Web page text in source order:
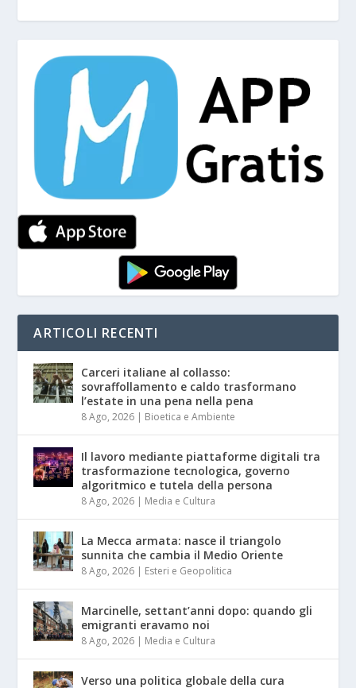
ARTICOLI RECENTI
Carceri italiane al collasso:
sovraffollamento e caldo trasformano
l’estate in una pena nella pena
8 Ago, 2026 | Bioetica e Ambiente
Il lavoro mediante piattaforme digitali tra
trasformazione tecnologica, governo
algoritmico e tutela della persona
8 Ago, 2026 | Media e Cultura
La Mecca armata: nasce il triangolo
sunnita che cambia il Medio Oriente
8 Ago, 2026 | Esteri e Geopolitica
Marcinelle, settant’anni dopo: quando gli
emigranti eravamo noi
8 Ago, 2026 | Media e Cultura
Verso una politica globale della cura